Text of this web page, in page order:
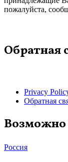
пожалуйста,
Обратная
Privacy
Обратная
Возможно
Россия